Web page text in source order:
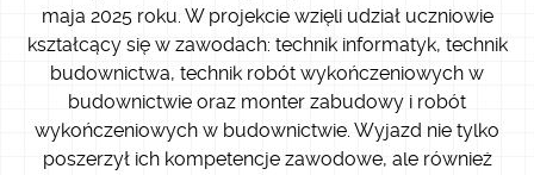
maja 2025 roku. W projekcie wzięli udział uczniowie
kształcący się w zawodach: technik informatyk, technik
budownictwa, technik robót wykończeniowych w
budownictwie oraz monter zabudowy i robót
wykończeniowych w budownictwie. Wyjazd nie tylko
poszerzył ich kompetencje zawodowe, ale również